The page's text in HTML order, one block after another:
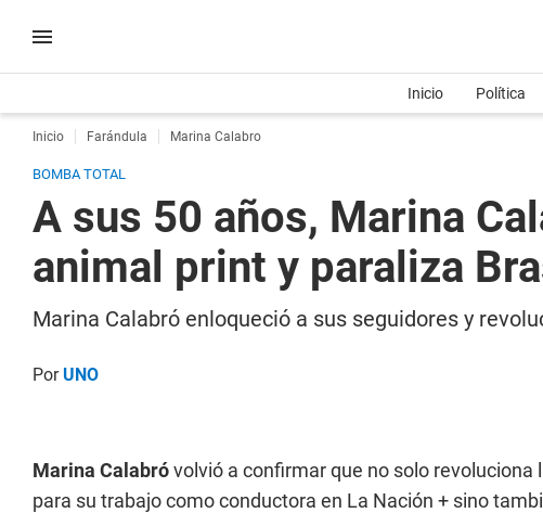
Inicio Política
Inicio Farándula Marina Calabro
BOMBA TOTAL
A sus 50 años, Marina
animal print y paraliza
Marina Calabró enloqueció a sus seguidores y
PorUNO
Marina Calabróvolvió a confirmar que no solo
para su trabajo como conductora en La Nación + sino